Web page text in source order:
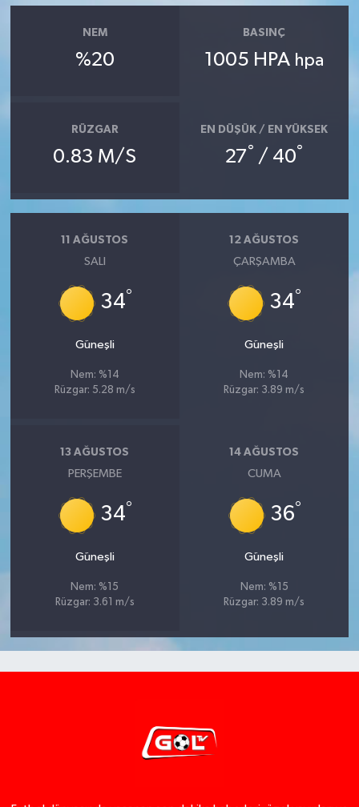
NEM
%20
BASINÇ
1005 HPA hpa
RÜZGAR
0.83 M/S
EN DÜŞÜK / EN YÜKSEK
27° / 40°
11 AĞUSTOS
SALI
34°
Güneşli
Nem: %14
Rüzgar: 5.28 m/s
12 AĞUSTOS
ÇARŞAMBA
34°
Güneşli
Nem: %14
Rüzgar: 3.89 m/s
13 AĞUSTOS
PERŞEMBE
34°
Güneşli
Nem: %15
Rüzgar: 3.61 m/s
14 AĞUSTOS
CUMA
36°
Güneşli
Nem: %15
Rüzgar: 3.89 m/s